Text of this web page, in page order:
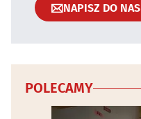
NAPISZ DO NAS
POLECAMY